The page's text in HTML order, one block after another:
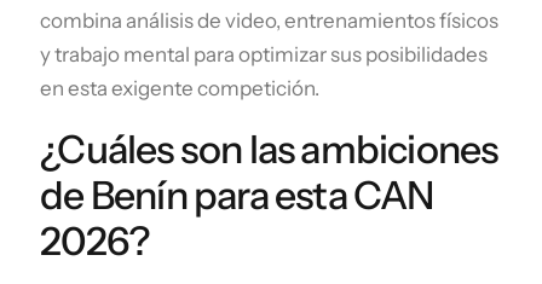
combina análisis de video, entrenamientos físicos
y trabajo mental para optimizar sus posibilidades
en esta exigente competición.
¿Cuáles son las ambiciones
de Benín para esta CAN
2026?